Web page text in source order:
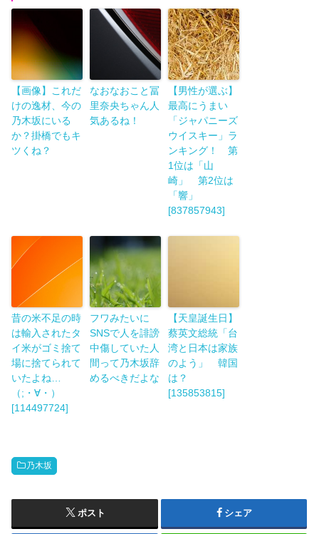
【画像】これだ
けの逸材、今の
乃木坂にいる
か？掛橋でもキ
ツくね？
なおなおこと冨
里奈央ちゃん人
気あるね！
【男性が選ぶ】
最高にうまい
「ジャパニーズ
ウイスキー」ラ
ンキング！ 第
1位は「山
崎」 第2位は
「響」
[837857943]
昔の米不足の時
は輸入されたタ
イ米がゴミ捨て
場に捨てられて
いたよね…
（;・∀・）
[114497724]
フワみたいに
SNSで人を誹謗
中傷していた人
間って乃木坂辞
めるべきだよな
【天皇誕生日】
蔡英文総統「台
湾と日本は家族
のよう」 韓国
は？
[135853815]
乃木坂
ポスト シェア